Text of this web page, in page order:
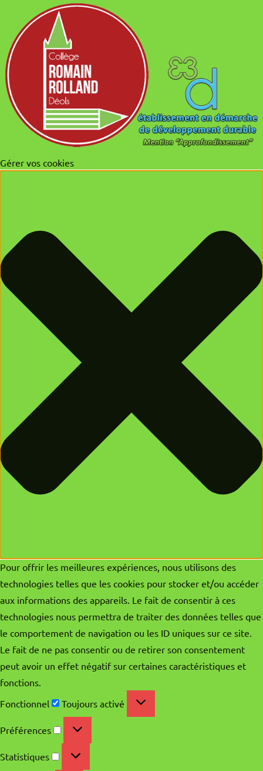
Gérer vos cookies
Pour offrir les meilleures expériences, nous utilisons des
technologies telles que les cookies pour stocker et/ou accéder
aux informations des appareils. Le fait de consentir à ces
technologies nous permettra de traiter des données telles que
le comportement de navigation ou les ID uniques sur ce site.
Le fait de ne pas consentir ou de retirer son consentement
peut avoir un effet négatif sur certaines caractéristiques et
fonctions.
Fonctionnel
Fonctionnel
Toujours activé
Préférences Préférences
Statistiques Statistiques